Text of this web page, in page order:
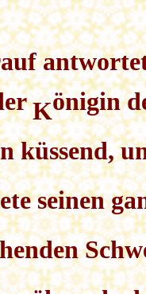
Königin
küssend,
seinen